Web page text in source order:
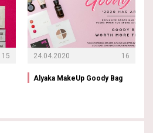
15 24.04.2020 16
Alyaka MakeUp Goody Bag